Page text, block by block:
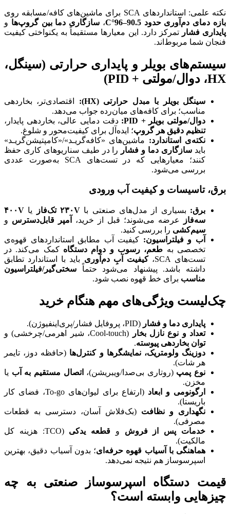
نکته علمی: استانداردهای SCA برای ماشین‌های کافه/مسابقه روی
بازه دمای دم‌آوری حدود 90.5–96
°C ، سازگاری دما بین گروپ‌ها و
پایداری فشار تمرکز دارد. این معیارها مستقیماً به یکنواختی کیفیت
فنجان شما مربوط‌اند.
سیستم‌های بویلر و پایداری حرارتی (سینگل،
HX، دوال/مولتی + PID)
سینگل بویلر با مبدل حرارتی (HX):
اقتصادی‌تر، بخاردهی
مناسب؛ برای کافه‌های میان‌رده جواب می‌دهد.
دوال/مولتی بویلر + PID:
دقت دمایی عالی، بخاردهی پایدار،
تنظیم دقیق هر گروپ؛ ایده‌آل برای کیفیت‌محور و شلوغ.
نکته‌ی استاندارد: ماشین‌های «کافه‌گریـد»/«کامپتیشن‌گریـد»
باید سازگاری دما و فشار
را در طیف سناریوهای کاری حفظ
کنند؛ معیارهایی که در تست‌های SCA به‌صورت عددی
بررسی می‌شود.
برق، تاسیسات و کیفیت آب ورودی
برق: بسیاری از مدل‌های صنعتی با ۲۳۰V تک‌فاز یا ۴۰۰V
سه‌فاز
عرضه می‌شوند؛ قبل از خرید، آمپر قابل‌دسترس و
سیم‌کشی را بررسی کنید.
آب و فیلتراسیون: کیفیت آب مطابق استانداردهای قهوه‌ی
تخصصی به طعم، رسوب و دوام دستگاه کمک می‌کند. در
تست‌های SCA،
کیفیت آبِ دم‌آوری باید با استاندارد تطابق
داشته باشد. پیشنهاد می‌شود حتماً سختی‌گیر/فیلتراسیون
مناسب برای خط قهوه نصب شود.
چک‌لیست ویژگی‌های مهم هنگام خرید
پایداری دما و فشار (PID، پروفایل فشار/پری‌اینفیوژن).
تعداد و نوع نازل بخار
(Cool-touch، شیر اهرمی/چرخشی) و
توان بخاردهی پیوسته.
دوزینگ ولومتریک، نمایشگرها و کنترل‌ها (حافظه دوز، تایمر
هر شات).
نوع پمپ (روتاری بی‌صدا/ویبریشن)، اتصال مستقیم به آب یا
مخزن.
ارگونومی و ابعاد
(ارتفاع برای لیوان‌های To-go، فضای کار
باریستا).
نگهداری و نظافت (بک‌فلاش آسان، دسترسی به قطعات
مصرفی).
خدمات پس از فروش و قطعه یدکی
(TCO: هزینه‌ کل
مالکیت).
هماهنگی با آسیاب قهوه حرفه‌ای؛ بدون آسیاب دقیق، بهترین
اسپرسو‌ساز هم نتیجه نمی‌دهد.
قیمت دستگاه اسپرسوساز صنعتی به چه
چیزهایی وابسته است؟